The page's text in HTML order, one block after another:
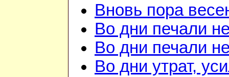
Вновь пора
Во дни печали
Во дни печали
Во дни утрат,